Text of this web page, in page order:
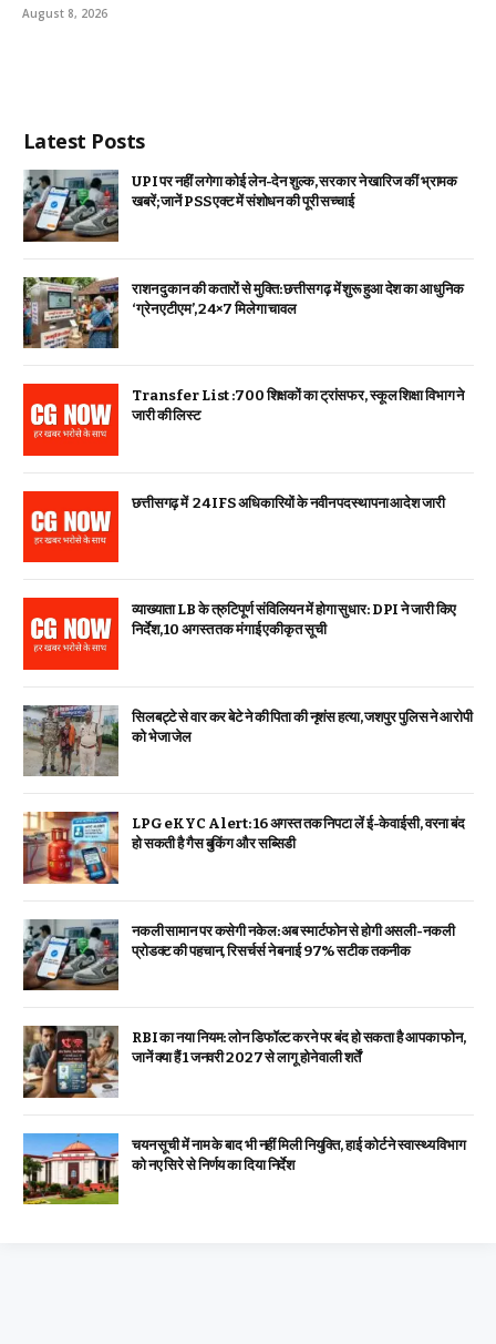
August 8, 2026
Latest Posts
UPI पर नहीं लगेगा कोई लेन-देन शुल्क, सरकार ने खारिज कीं भ्रामक
खबरें; जानें PSS एक्ट में संशोधन की पूरी सच्चाई
राशन दुकान की कतारों से मुक्ति: छत्तीसगढ़ में शुरू हुआ देश का आधुनिक
‘ग्रेन एटीएम’, 24×7 मिलेगा चावल
Transfer List :700 शिक्षकों का ट्रांसफर, स्कूल शिक्षा विभाग ने
जारी की लिस्ट
छत्तीसगढ़ में 24 IFS अधिकारियों के नवीन पदस्थापना आदेश जारी
व्याख्याता LB के त्रुटिपूर्ण संविलियन में होगा सुधार: DPI ने जारी किए
निर्देश, 10 अगस्त तक मंगाई एकीकृत सूची
सिलबट्टे से वार कर बेटे ने की पिता की नृशंस हत्या, जशपुर पुलिस ने आरोपी
को भेजा जेल
LPG eKYC Alert: 16 अगस्त तक निपटा लें ई-केवाईसी, वरना बंद
हो सकती है गैस बुकिंग और सब्सिडी
नकली सामान पर कसेगी नकेल: अब स्मार्टफोन से होगी असली-नकली
प्रोडक्ट की पहचान, रिसर्चर्स ने बनाई 97% सटीक तकनीक
RBI का नया नियम: लोन डिफॉल्ट करने पर बंद हो सकता है आपका फोन,
जानें क्या हैं 1 जनवरी 2027 से लागू होने वाली शर्तें
चयन सूची में नाम के बाद भी नहीं मिली नियुक्ति, हाई कोर्ट ने स्वास्थ्य विभाग
को नए सिरे से निर्णय का दिया निर्देश